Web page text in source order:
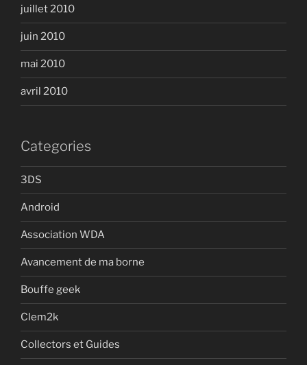
juillet 2010
juin 2010
mai 2010
avril 2010
Categories
3DS
Android
Association WDA
Avancement de ma borne
Bouffe geek
Clem2k
Collectors et Guides